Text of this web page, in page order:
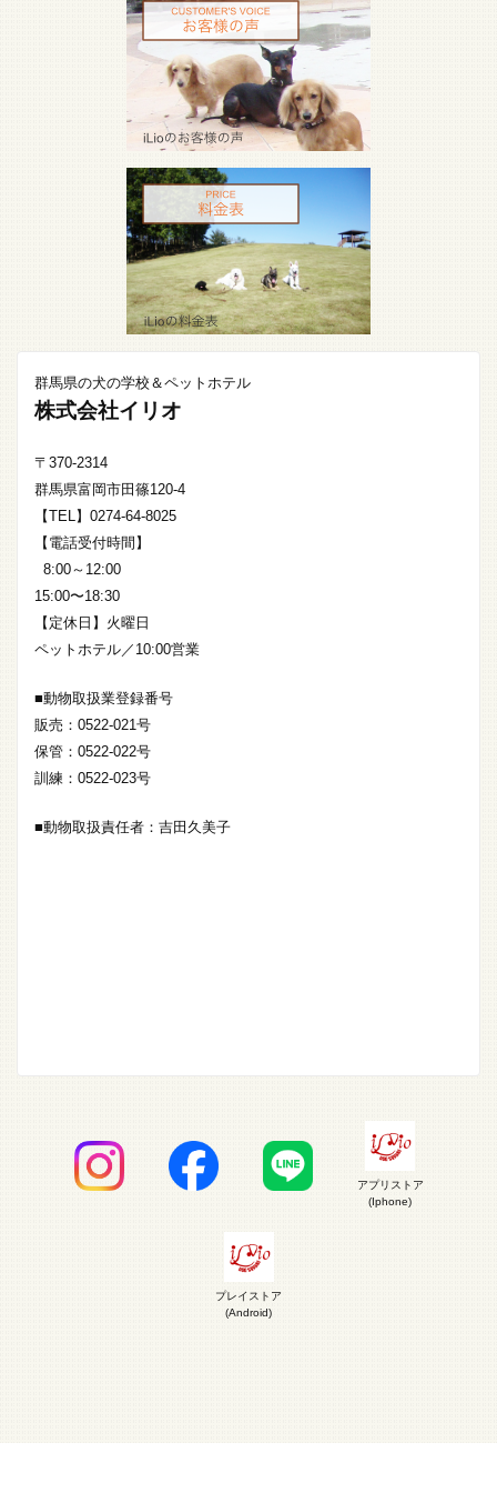
群馬県の犬の学校＆ペットホテル
株式会社イリオ
〒370-2314
群馬県富岡市田篠120-4
【TEL】0274-64-8025
【電話受付時間】
8:00～12:00
15:00〜18:30
【定休日】火曜日
ペットホテル／10:00営業
■動物取扱業登録番号
販売：0522-021号
保管：0522-022号
訓練：0522-023号
■動物取扱責任者：吉田久美子
アプリストア
(Iphone)
プレイストア
(Android)